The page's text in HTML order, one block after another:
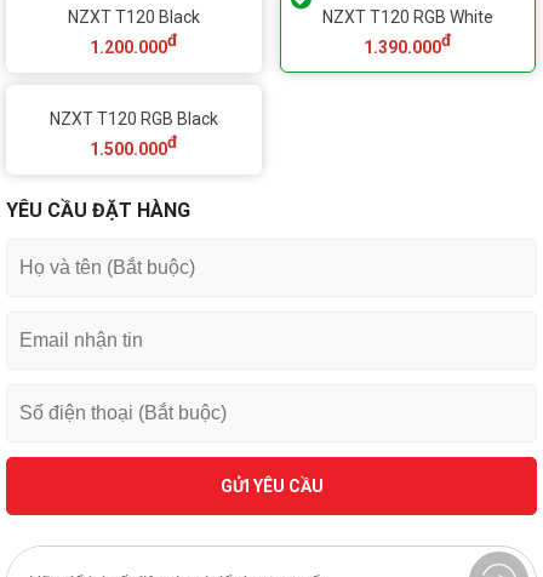
NZXT T120 Black
1.200.000đ
NZXT T120 RGB White
1.390.000đ
NZXT T120 RGB Black
1.500.000đ
YÊU CẦU ĐẶT HÀNG
GỬI YÊU CẦU